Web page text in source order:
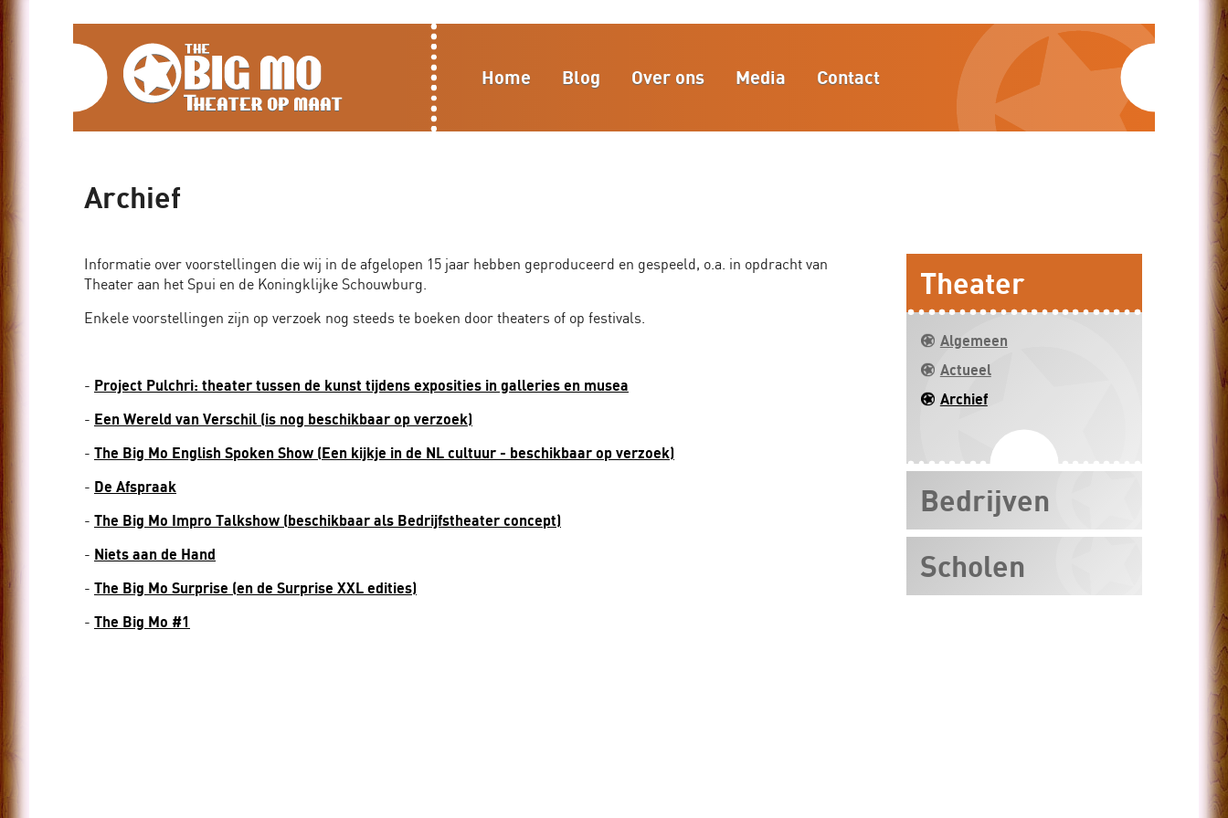
The
Big
Mo,
Theater
maat
Home Blog Over ons Media Contact
Archief
Informatie over voorstellingen die wij in de afgelopen 15 jaar hebben geproduceerd en gespeeld, o.a. in opdracht van
Theater aan het Spui en de Koningklijke Schouwburg.
Enkele voorstellingen zijn op verzoek nog steeds te boeken door theaters of op festivals.
- Project Pulchri: theater tussen de kunst tijdens exposities in galleries en musea
- Een Wereld van Verschil (is nog beschikbaar op verzoek)
- The Big Mo English Spoken Show (Een kijkje in de NL cultuur - beschikbaar op verzoek)
- De Afspraak
- The Big Mo Impro Talkshow (beschikbaar als Bedrijfstheater concept)
- Niets aan de Hand
- The Big Mo Surprise (en de Surprise XXL edities)
- The Big Mo #1
Theater
Algemeen
Actueel
Archief
Bedrijven
Scholen
Algemeen